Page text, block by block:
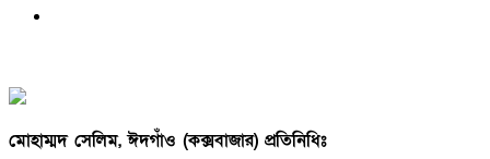
মোহাম্মদ সেলিম, ঈদগাঁও (কক্সবাজার) প্রতিনিধিঃ